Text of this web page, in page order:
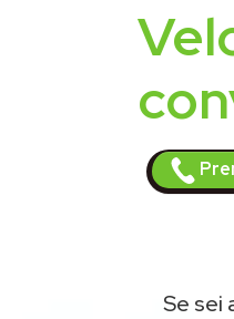
Se sei